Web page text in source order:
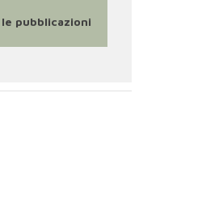
pubblicazioni